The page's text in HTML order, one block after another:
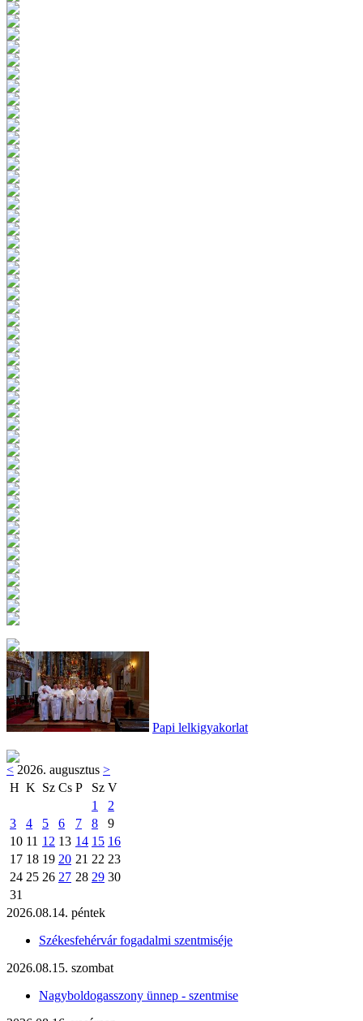
Papi lelkigyakorlat
< 2026. augusztus >
H K Sz Cs P Sz V
1
2
3
4 5 6 7 8
9
10 11 12 13 14 15 16
17 18 19 20 21 22 23
24 25 26 27 28 29 30
31
2026.08.14. péntek
Székesfehérvár fogadalmi szentmiséje
2026.08.15. szombat
Nagyboldogasszony ünnep - szentmise